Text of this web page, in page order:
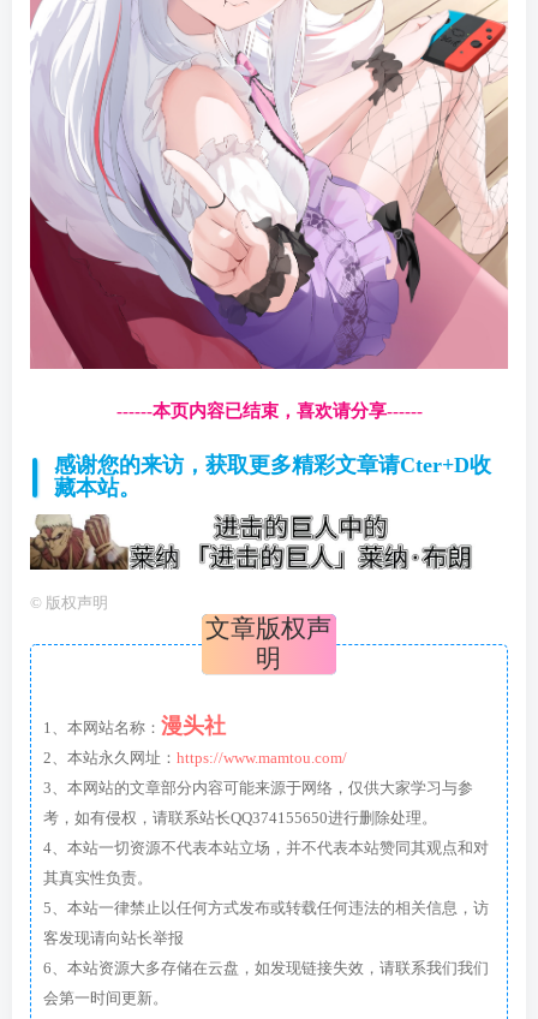
------本页内容已结束，喜欢请分享------
感谢您的来访，获取更多精彩文章请Cter+D收
藏本站。
© 版权声明
文章版权声
明
1、本网站名称： 漫头社
2、本站永久网址： https://www.mamtou.com/
3、本网站的文章部分内容可能来源于网络，仅供大家学习与参
考，如有侵权，请联系站长QQ374155650进行删除处理。
4、本站一切资源不代表本站立场，并不代表本站赞同其观点和对
其真实性负责。
5、本站一律禁止以任何方式发布或转载任何违法的相关信息，访
客发现请向站长举报
6、本站资源大多存储在云盘，如发现链接失效，请联系我们我们
会第一时间更新。